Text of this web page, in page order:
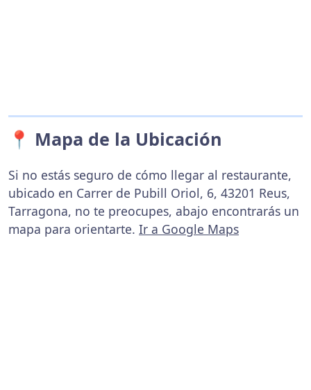
📍 Mapa de la Ubicación
Si no estás seguro de cómo llegar al restaurante,
ubicado en Carrer de Pubill Oriol, 6, 43201 Reus,
Tarragona, no te preocupes, abajo encontrarás un
mapa para orientarte. Ir a Google Maps